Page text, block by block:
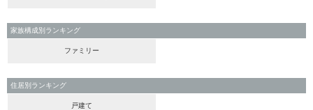
家族構成別ランキング
ファミリー
住居別ランキング
戸建て